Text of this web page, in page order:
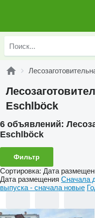
Eschlböck
6 объявлений:
Eschlböck
Фильтр
Сортировка: Дата
Дата размещения Сначала
выпуска - сначала новые